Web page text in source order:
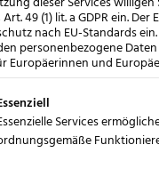
farblich falsch
Ein Logo muss
Profilbild, auf
49 (1) lit. a GDPR ein.
nach EU-Standards
personenbezogene
Europäerinnen und
eine Liste der
Services